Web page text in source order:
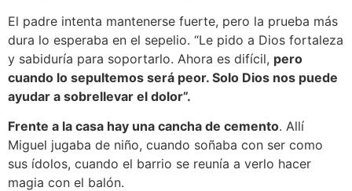
El padre intenta mantenerse fuerte, pero la prueba más
dura lo esperaba en el sepelio. “Le pido a Dios fortaleza
y sabiduría para soportarlo. Ahora es difícil, pero
cuando lo sepultemos será peor. Solo Dios nos puede
ayudar a sobrellevar el dolor”.
Frente a la casa hay una cancha de cemento. Allí
Miguel jugaba de niño, cuando soñaba con ser como
sus ídolos, cuando el barrio se reunía a verlo hacer
magia con el balón.